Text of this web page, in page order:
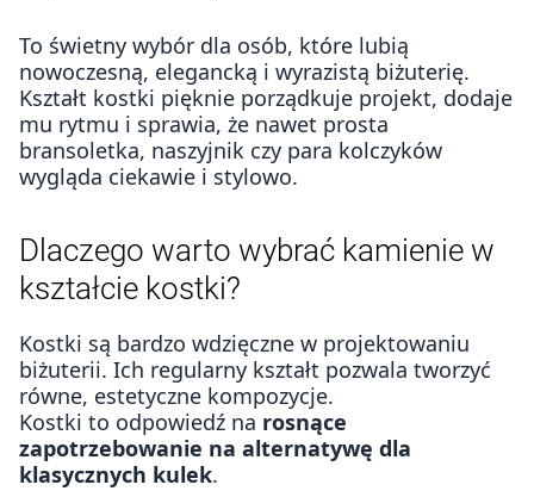
To świetny wybór dla osób, które lubią
nowoczesną, elegancką i wyrazistą biżuterię.
Kształt kostki pięknie porządkuje projekt, dodaje
mu rytmu i sprawia, że nawet prosta
bransoletka, naszyjnik czy para kolczyków
wygląda ciekawie i stylowo.
Dlaczego warto wybrać kamienie w
kształcie kostki?
Kostki są bardzo wdzięczne w projektowaniu
biżuterii. Ich regularny kształt pozwala tworzyć
równe, estetyczne kompozycje.
Kostki to odpowiedź na rosnące
zapotrzebowanie na alternatywę dla
klasycznych kulek.